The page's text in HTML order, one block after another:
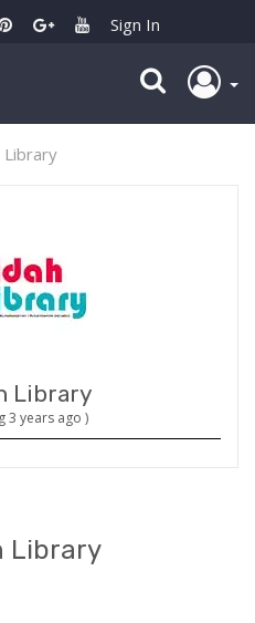
Sign In
Library
Library
3 years ago )
Library